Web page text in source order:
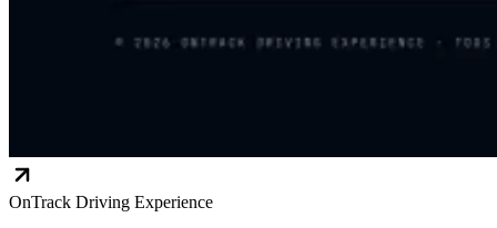
OnTrack Driving Experience